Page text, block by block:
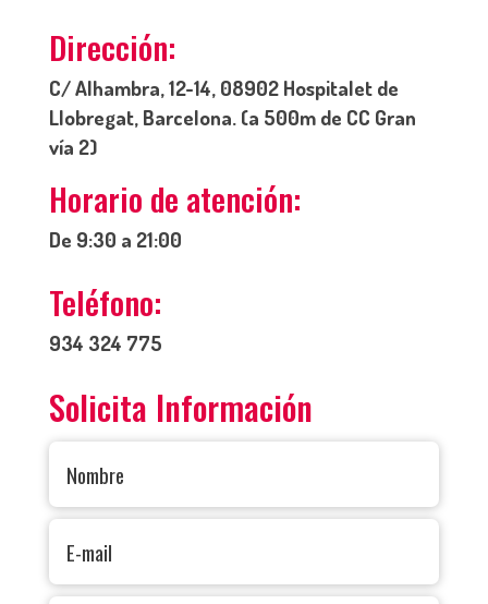
Dirección:
C/ Alhambra, 12-14, 08902 Hospitalet de
Llobregat, Barcelona. (a 500m de CC Gran
vía 2)
Horario de atención:
De 9:30 a 21:00
Teléfono:
934 324 775
Solicita Información